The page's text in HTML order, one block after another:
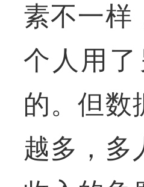
素不一样
个人用
的。但数
越多，多